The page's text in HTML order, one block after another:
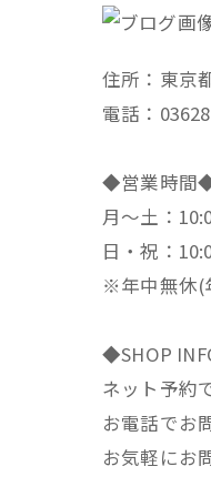
住所：東京
電話：
◆営業時間
月～土：
日・祝：
※年中無休(
◆SHOP
ネット予約
お電話でお
お気軽にお